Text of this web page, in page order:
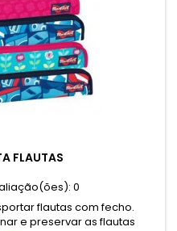
FLAUTAS
0
flautas com fecho.
e preservar as flautas